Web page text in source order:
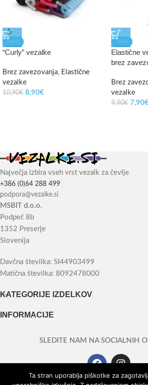
-18%
“Curly” vezalke
Brez zavezovanja, Elastične
vezalke
10,90€ 8,90€
-20%
Elastične
brez
Brez
vezalke
9,90€ 7,90
Največja izbira vseh vrst vezalk za čevlje
+386 (0)64 288 499
podpora@vezalke.si
MSBIT d.o.o.
Podpeč 8b
1352 Preserje
Slovenija
Davčna številka: SI44903499
Matična številka: 8092478000
KATEGORIJE IZDELKOV
INFORMACIJE
SLEDITE NAM NA SOCIALNIH
Ta stran uporablja piškotke za